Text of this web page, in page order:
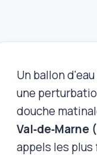
Un ballon
une
douche
Val‑de‑Marne
appels les